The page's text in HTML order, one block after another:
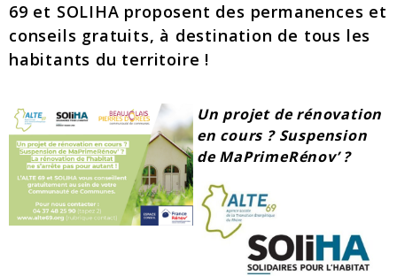
69 et SOLIHA proposent des permanences et
conseils gratuits, à destination de tous les
habitants du territoire !
Un projet de rénovation
en cours ? Suspension
de MaPrimeRénov’ ?